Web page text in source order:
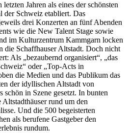
Jahren als eines der schönsten
der Schweiz etabliert. Das
drei Konzerten an fünf Abenden
wie die New Talent Stage sowie
im Kulturzentrum Kammgarn locken
die Schaffhauser Altstadt. Doch nicht
Als „bezaubernd organisiert“, „das
oder „Top-Acts in
die Medien und das Publikum das
der idyllischen Altstadt von
schön in Szene gesetzt. In bunten
Altstadthäuser rund um den
Und die 500 begeisterten
als berufene Gastgeber den
rundum.